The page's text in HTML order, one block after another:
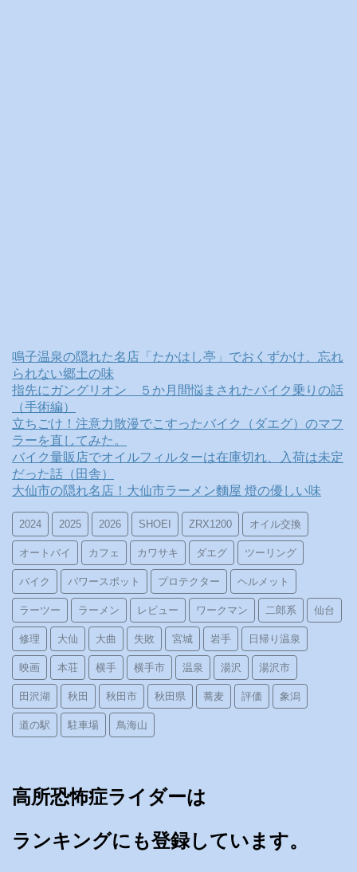
鳴子温泉の隠れた名店「たかはし亭」でおくずかけ、忘れ
られない郷土の味
指先にガングリオン ５か月間悩まされたバイク乗りの話
（手術編）
立ちごけ！注意力散漫でこすったバイク（ダエグ）のマフ
ラーを直してみた。
バイク量販店でオイルフィルターは在庫切れ、入荷は未定
だった話（田舎）
大仙市の隠れ名店！大仙市ラーメン麵屋 燈の優しい味
2024 2025 2026 SHOEI ZRX1200 オイル交換
オートバイ カフェ カワサキ ダエグ ツーリング
バイク パワースポット プロテクター ヘルメット
ラーツー ラーメン レビュー ワークマン 二郎系 仙台
修理 大仙 大曲 失敗 宮城 岩手 日帰り温泉
映画 本荘 横手 横手市 温泉 湯沢 湯沢市
田沢湖 秋田 秋田市 秋田県 蕎麦 評価 象潟
道の駅 駐車場 鳥海山
高所恐怖症ライダーは
ランキングにも登録しています。